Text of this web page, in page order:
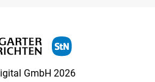
GmbH 2026